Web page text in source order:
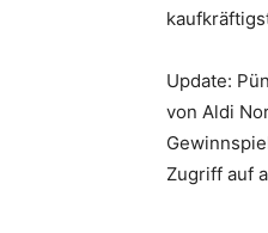
Update:
von Aldi
Zugriff auf